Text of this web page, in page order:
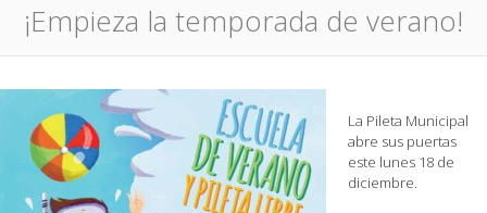
¡Empieza la temporada de verano!
La Pileta Municipal
abre sus puertas
este lunes 18 de
diciembre.